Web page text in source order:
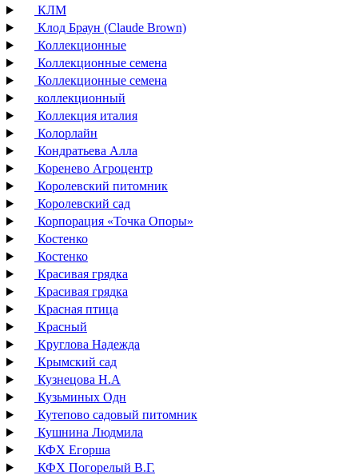
КЛМ
Клод Браун (Claude Brown)
Коллекционные
Коллекционные семена
Коллекционные семена
коллекционный
Коллекция италия
Колорлайн
Кондратьева Алла
Коренево Агроцентр
Королевский питомник
Королевский сад
Корпорация «Точка Опоры»
Костенко
Костенко
Красивая грядка
Красивая грядка
Красная птица
Красный
Круглова Надежда
Крымский сад
Кузнецова Н.А
Кузьминых Одн
Кутепово садовый питомник
Кушнина Людмила
КФХ Егорша
КФХ Погорелый В.Г.